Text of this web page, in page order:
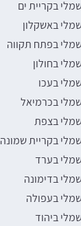
בקריית ים
באשקלון
בפתח תקווה
בחולון
בעכו
בכרמיאל
בצפת
בקריית שמונה
בערד
בדימונה
בעפולה
ביהוד